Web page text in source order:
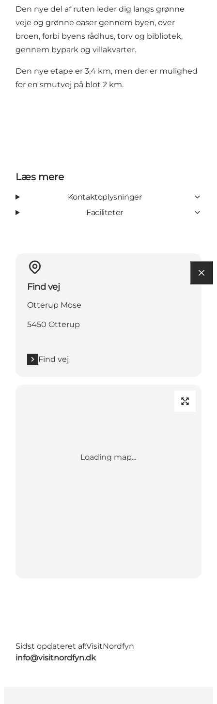
Den nye del af ruten leder dig langs grønne
veje og grønne oaser gennem byen, over
broen, forbi byens rådhus, torv og bibliotek,
gennem bypark og villakvarter.
Den nye etape er 3,4 km, men der er mulighed
for en smutvej på blot 2 km.
Læs mere
Kontaktoplysninger
Faciliteter
Find vej
Otterup Mose
5450 Otterup
Find vej
Loading map...
Sidst opdateret af:VisitNordfyn
info@visitnordfyn.dk